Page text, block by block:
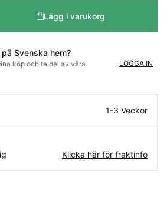
Lägg i varukorg
Svenska hem?
köp och ta del av våra
LOGGA IN
1-3 Veckor
Klicka här för fraktinfo